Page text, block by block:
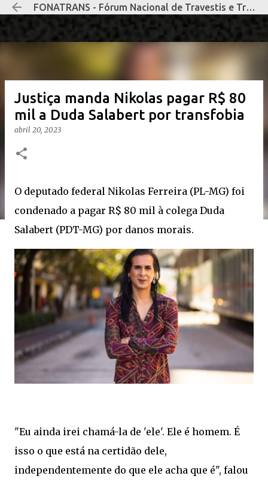
Pular para o conteúdo principal
FONATRANS - Fórum Nacional de Travestis e Transexuais Negras e Negros
Justiça manda Nikolas pagar R$ 80
mil a Duda Salabert por transfobia
abril 20, 2023
O deputado federal Nikolas Ferreira (PL-MG) foi
condenado a pagar R$ 80 mil à colega Duda
Salabert (PDT-MG) por danos morais.
"Eu ainda irei chamá-la de 'ele'. Ele é homem. É
isso o que está na certidão dele,
independentemente do que ele acha que é", falou